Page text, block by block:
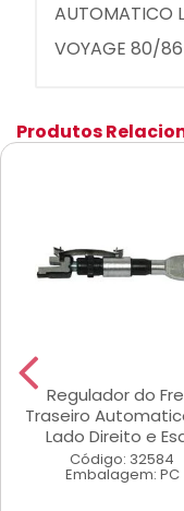
AUTOMATICO
VOYAGE 80/
Produtos
Regulador do
Traseiro
Lado Direito e
Código: 32584
Embalagem: PC